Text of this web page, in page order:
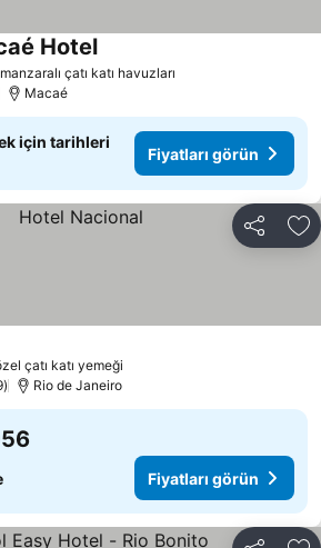
çatı katı havuzları
Hotel
Macaé
için tarihleri
Fiyatları görün
Paylaş
çatı katı yemeği
Rio de Janeiro
Fiyatları görün